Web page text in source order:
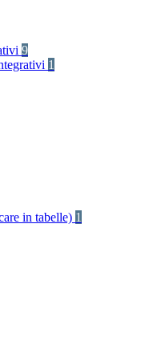
9
1
in tabelle) 1